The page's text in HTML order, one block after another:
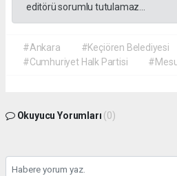
editörü sorumlu tutulamaz...
#Ankara #Keçiören Belediyesi
#Cumhuriyet Halk Partisi
Okuyucu Yorumları (0)